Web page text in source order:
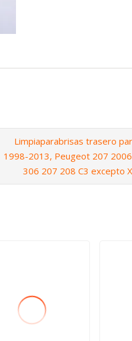
Limpiaparabrisas trasero
1998-2013, Peugeot 207
306 207 208 C3 excepto